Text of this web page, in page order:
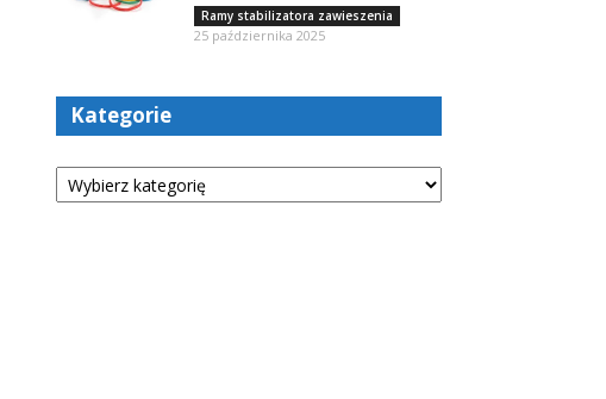
Ramy stabilizatora zawieszenia
25 października 2025
Kategorie
Kategorie